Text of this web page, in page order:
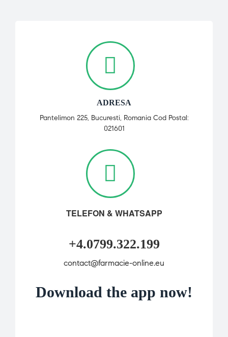
ADRESA
Pantelimon 225, Bucuresti, Romania Cod Postal:
021601
TELEFON & WHATSAPP
+4.0799.322.199
contact@farmacie-online.eu
Download the app now!